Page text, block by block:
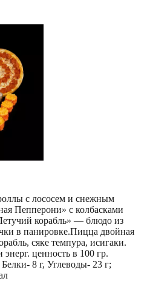
с лососем и снежным
Пепперони» с колбасками
корабль» — блюдо из
в панировке.Пицца двойная
сяке темпура, исигаки.
ценность в 100 гр.
8 г, Углеводы- 23 г;